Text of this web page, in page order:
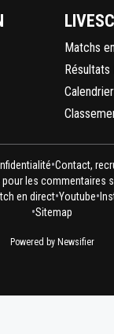
Matchs
Résultats
•Contact,
les commentaires
en direct•Youtube•
•Sitemap
Powered by Newsifier